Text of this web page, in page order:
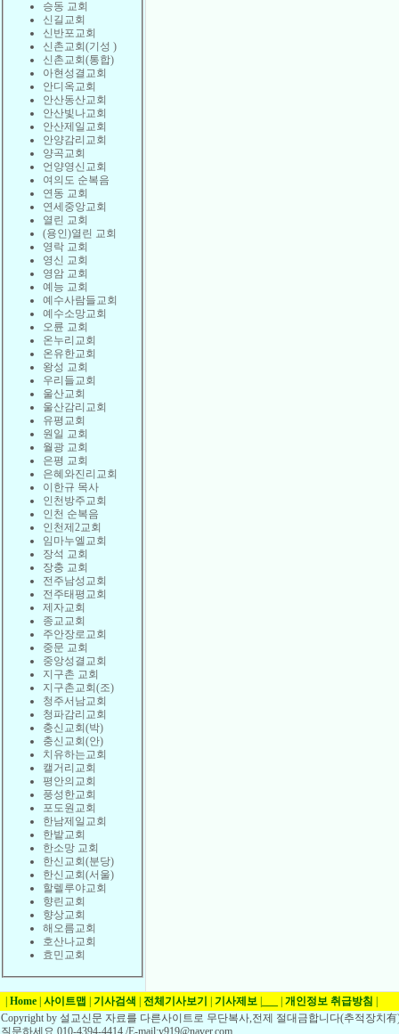
승동 교회
신길교회
신반포교회
신촌교회(기성 )
신촌교회(통합)
아현성결교회
안디옥교회
안산동산교회
안산빛나교회
안산제일교회
안양감리교회
양곡교회
언양영신교회
여의도 순복음
연동 교회
연세중앙교회
열린 교회
(용인)열린 교회
영락 교회
영신 교회
영암 교회
예능 교회
예수사람들교회
예수소망교회
오륜 교회
온누리교회
온유한교회
왕성 교회
우리들교회
울산교회
울산감리교회
유평교회
원일 교회
월광 교회
은평 교회
은혜와진리교회
이한규 목사
인천방주교회
인천 순복음
인천제2교회
임마누엘교회
장석 교회
장충 교회
전주남성교회
전주태평교회
제자교회
종교교회
주안장로교회
중문 교회
중앙성결교회
지구촌 교회
지구촌교회(조)
청주서남교회
청파감리교회
충신교회(박)
충신교회(안)
치유하는교회
캘거리교회
평안의교회
풍성한교회
포도원교회
한남제일교회
한밭교회
한소망 교회
한신교회(분당)
한신교회(서울)
할렐루야교회
향린교회
향상교회
해오름교회
호산나교회
효민교회
Home 사이트맵 기사검색 전체기사보기 기사제보 개인정보 취급방침
Copyright by 설교신문 자료를 다른사이트로 무단복사,전제 절대금합니다(추적장치
질문하세요 010-4394-4414 /E-mail:v919@naver.com